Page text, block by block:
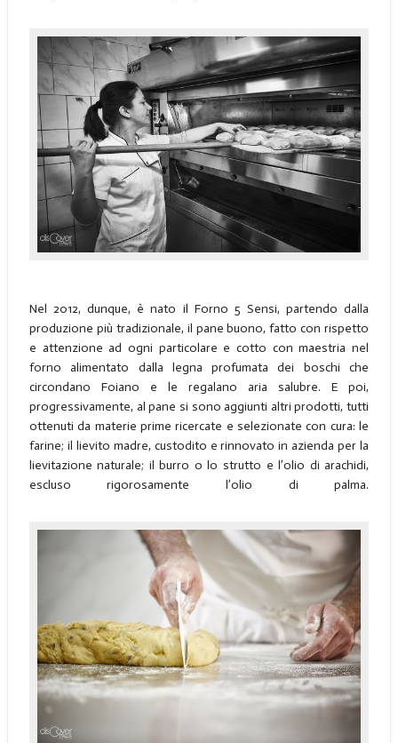
Nel 2012, dunque, è nato il Forno 5 Sensi, partendo dalla
produzione più tradizionale, il pane buono, fatto con rispetto
e attenzione ad ogni particolare e cotto con maestria nel
forno alimentato dalla legna profumata dei boschi che
circondano Foiano e le regalano aria salubre. E poi,
progressivamente, al pane si sono aggiunti altri prodotti, tutti
ottenuti da materie prime ricercate e selezionate con cura: le
farine; il lievito madre, custodito e rinnovato in azienda per la
lievitazione naturale; il burro o lo strutto e l’olio di arachidi,
escluso rigorosamente l’olio di palma.